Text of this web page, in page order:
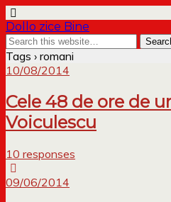
Dollo zice Bine
Tags › romani
10/08/2014
Cele 48 de ore de
Voiculescu
10 responses
09/06/2014